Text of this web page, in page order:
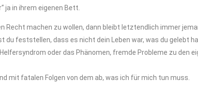
ja in ihrem eigenen Bett.
Recht machen zu wollen, dann bleibt letztendlich immer
du feststellen, dass es nicht dein Leben war, was du gelebt
oder das Phänomen, fremde Probleme zu den
mit fatalen Folgen von dem ab, was ich für mich tun muss.